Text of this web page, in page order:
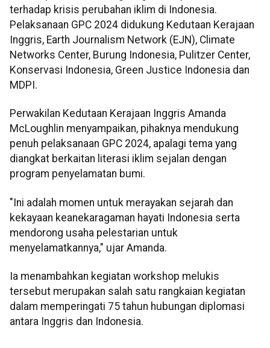
terhadap krisis perubahan iklim di Indonesia.
Pelaksanaan GPC 2024 didukung Kedutaan Kerajaan
Inggris, Earth Journalism Network (EJN), Climate
Networks Center, Burung Indonesia, Pulitzer Center,
Konservasi Indonesia, Green Justice Indonesia dan
MDPI.
Perwakilan Kedutaan Kerajaan Inggris Amanda
McLoughlin menyampaikan, pihaknya mendukung
penuh pelaksanaan GPC 2024, apalagi tema yang
diangkat berkaitan literasi iklim sejalan dengan
program penyelamatan bumi.
"Ini adalah momen untuk merayakan sejarah dan
kekayaan keanekaragaman hayati Indonesia serta
mendorong usaha pelestarian untuk
menyelamatkannya," ujar Amanda.
Ia menambahkan kegiatan workshop melukis
tersebut merupakan salah satu rangkaian kegiatan
dalam memperingati 75 tahun hubungan diplomasi
antara Inggris dan Indonesia.